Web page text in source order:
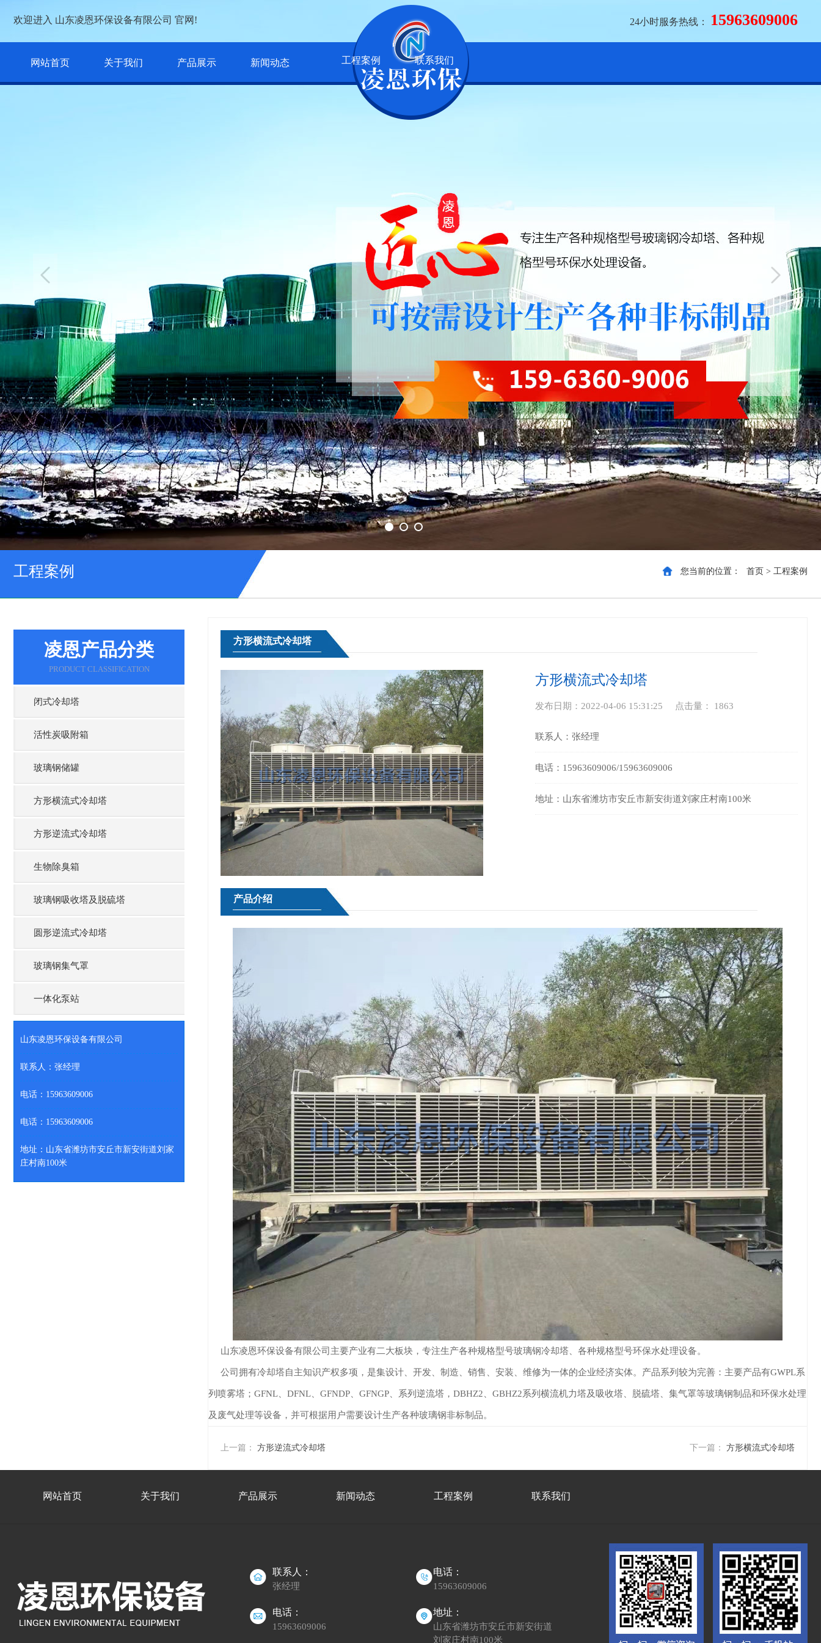
欢迎进入 山东凌恩环保设备有限公司 官网! 24小时服务热线： 15963609006
网站首页 关于我们 产品展示 新闻动态 工程案例 联系我们
您当前的位置： 首页 > 工程案例
工程案例
凌恩产品分类
PRODUCT CLASSIFICATION
闭式冷却塔
活性炭吸附箱
玻璃钢储罐
方形横流式冷却塔
方形逆流式冷却塔
生物除臭箱
玻璃钢吸收塔及脱硫塔
圆形逆流式冷却塔
玻璃钢集气罩
一体化泵站
山东凌恩环保设备有限公司
联系人：张经理
电话：15963609006
电话：15963609006
地址：山东省潍坊市安丘市新安街道刘家
庄村南100米
方形横流式冷却塔
方形横流式冷却塔
发布日期：2022-04-06 15:31:25 点击量： 1863
联系人：张经理
电话：15963609006/15963609006
地址：山东省潍坊市安丘市新安街道刘家庄村南100米
产品介绍
山东凌恩环保设备有限公司主要产业有二大板块，专注生产各种规格型号玻璃钢冷却塔、各种规格型号环保水处理设备。
公司拥有冷却塔自主知识产权多项，是集设计、开发、制造、销售、安装、维修为一体的企业经济实体。产品系列较为完善：主要产品有GWPL系
列喷雾塔；GFNL、DFNL、GFNDP、GFNGP、系列逆流塔，DBHZ2、GBHZ2系列横流机力塔及吸收塔、脱硫塔、集气罩等玻璃钢制品和环保水处理
及废气处理等设备，并可根据用户需要设计生产各种玻璃钢非标制品。
上一篇： 方形逆流式冷却塔 下一篇： 方形横流式冷却塔
网站首页 关于我们 产品展示 新闻动态 工程案例 联系我们
联系人：
张经理
电话：
15963609006
电话：
15963609006
地址：
山东省潍坊市安丘市新安街道
刘家庄村南100米